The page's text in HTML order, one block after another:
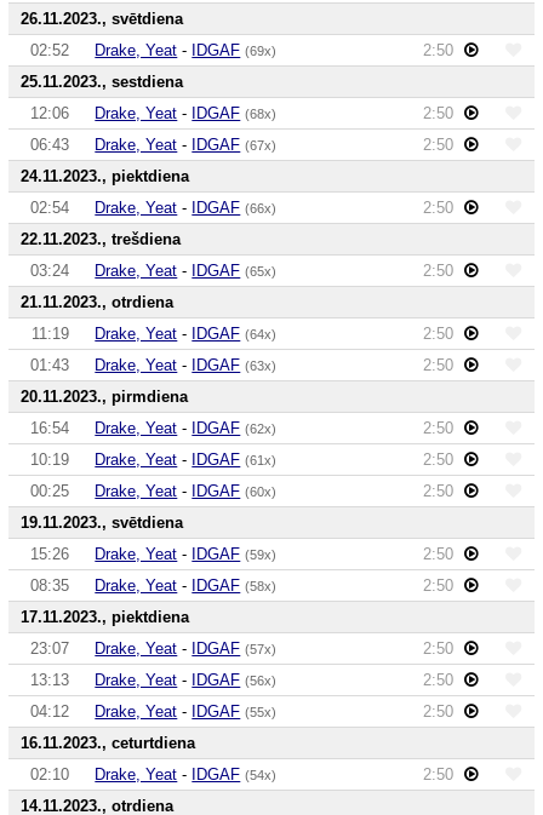
26.11.2023., svētdiena
02:52
Drake, Yeat - IDGAF (69x)
2:50
25.11.2023., sestdiena
12:06
Drake, Yeat - IDGAF (68x)
2:50
06:43
Drake, Yeat - IDGAF (67x)
2:50
24.11.2023., piektdiena
02:54
Drake, Yeat - IDGAF (66x)
2:50
22.11.2023., trešdiena
03:24
Drake, Yeat - IDGAF (65x)
2:50
21.11.2023., otrdiena
11:19
Drake, Yeat - IDGAF (64x)
2:50
01:43
Drake, Yeat - IDGAF (63x)
2:50
20.11.2023., pirmdiena
16:54
Drake, Yeat - IDGAF (62x)
2:50
10:19
Drake, Yeat - IDGAF (61x)
2:50
00:25
Drake, Yeat - IDGAF (60x)
2:50
19.11.2023., svētdiena
15:26
Drake, Yeat - IDGAF (59x)
2:50
08:35
Drake, Yeat - IDGAF (58x)
2:50
17.11.2023., piektdiena
23:07
Drake, Yeat - IDGAF (57x)
2:50
13:13
Drake, Yeat - IDGAF (56x)
2:50
04:12
Drake, Yeat - IDGAF (55x)
2:50
16.11.2023., ceturtdiena
02:10
Drake, Yeat - IDGAF (54x)
2:50
14.11.2023., otrdiena